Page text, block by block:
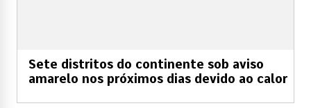
Sete distritos do continente sob aviso
amarelo nos próximos dias devido ao calor